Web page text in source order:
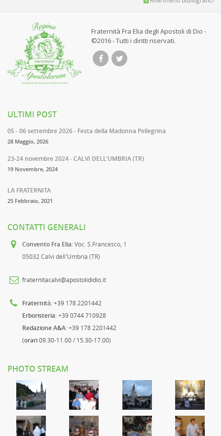
Fraternità Fra Elia degli Apostoli di Dio -
©2016 - Tutti i diritti riservati.
ULTIMI POST
05 - 06 settembre 2026 - Festa della Madonna Pellegrina
28 Maggio, 2026
23-24 novembre 2024 - CALVI DELL'UMBRIA (TR)
19 Novembre, 2024
LA FRATERNITA
25 Febbraio, 2021
CONTATTI GENERALI
Convento Fra Elia: Voc. S.Francesco, 1
05032 Calvi dell'Umbria (TR)
fraternitacalvi@apostolididio.it
Fraternità: +39 178 2201442
Erboristeria: +39 0744 710928
Redazione A&A: +39 178 2201442
(orari09.30-11.00 / 15.30-17.00)
PHOTO STREAM